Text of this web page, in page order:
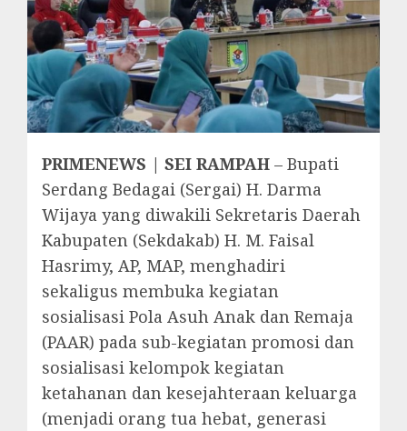
PRIMENEWS | SEI RAMPAH – Bupati
Serdang Bedagai (Sergai) H. Darma
Wijaya yang diwakili Sekretaris Daerah
Kabupaten (Sekdakab) H. M. Faisal
Hasrimy, AP, MAP, menghadiri
sekaligus membuka kegiatan
sosialisasi Pola Asuh Anak dan Remaja
(PAAR) pada sub-kegiatan promosi dan
sosialisasi kelompok kegiatan
ketahanan dan kesejahteraan keluarga
(menjadi orang tua hebat, generasi